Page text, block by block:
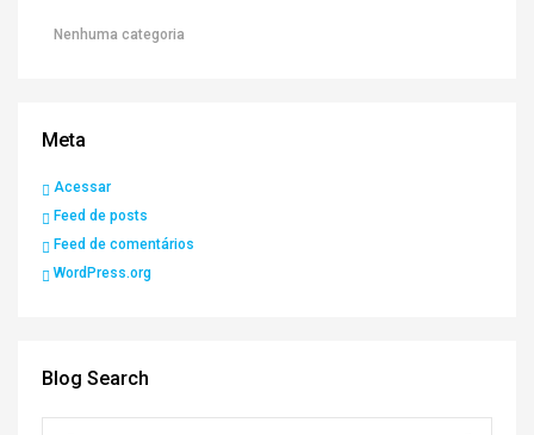
Nenhuma categoria
Meta
Acessar
Feed de posts
Feed de comentários
WordPress.org
Blog Search